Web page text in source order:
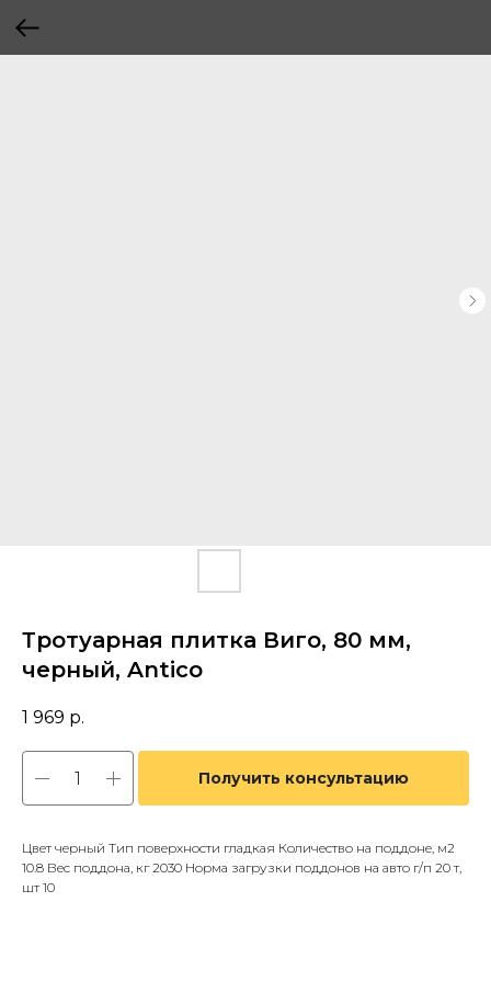
Тротуарная плитка Виго, 80 мм,
черный, Antico
1 969 р.
Получить консультацию
Цвет черный Тип поверхности гладкая Количество на поддоне, м2
10.8 Вес поддона, кг 2030 Норма загрузки поддонов на авто г/п 20 т,
шт 10